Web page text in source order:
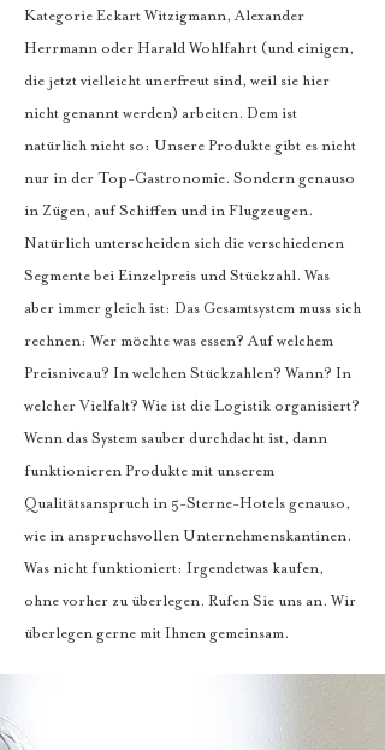
Kategorie Eckart Witzigmann, Alexander
Herrmann oder Harald Wohlfahrt (und einigen,
die jetzt vielleicht unerfreut sind, weil sie hier
nicht genannt werden) arbeiten. Dem ist
natürlich nicht so: Unsere Produkte gibt es nicht
nur in der Top-Gastronomie. Sondern genauso
in Zügen, auf Schiffen und in Flugzeugen.
Natürlich unterscheiden sich die verschiedenen
Segmente bei Einzelpreis und Stückzahl. Was
aber immer gleich ist: Das Gesamtsystem muss sich
rechnen: Wer möchte was essen? Auf welchem
Preisniveau? In welchen Stückzahlen? Wann? In
welcher Vielfalt? Wie ist die Logistik organisiert?
Wenn das System sauber durchdacht ist, dann
funktionieren Produkte mit unserem
Qualitätsanspruch in 5-Sterne-Hotels genauso,
wie in anspruchsvollen Unternehmenskantinen.
Was nicht funktioniert: Irgendetwas kaufen,
ohne vorher zu überlegen. Rufen Sie uns an. Wir
überlegen gerne mit Ihnen gemeinsam.